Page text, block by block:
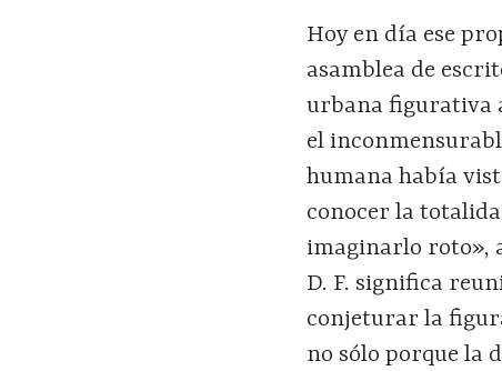
Hoy en día ese
asamblea de
urbana figurativa
el
humana había
conocer la
imaginarlo roto»,
D. F. significa
conjeturar la
no sólo porque la